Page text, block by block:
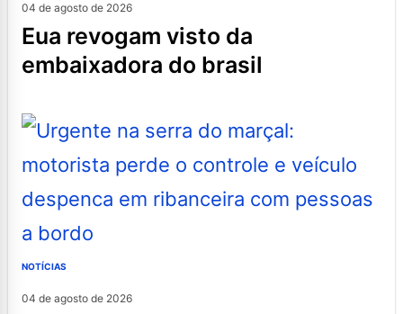
04 de agosto de 2026
eua revogam visto da
embaixadora do brasil
NOTÍCIAS
04 de agosto de 2026